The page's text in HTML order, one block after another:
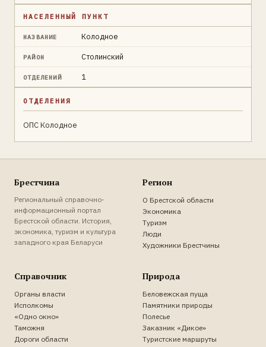
НАСЕЛЕННЫЙ ПУНКТ
НАЗВАНИЕ Колодное
РАЙОН Столинский
ОТДЕЛЕНИЙ 1
ОТДЕЛЕНИЯ
ОПС Колодное
Брестчина
Региональный справочно-
информационный портал
Брестской области. История,
экономика, туризм и культура
западного края Беларуси
Регион
О Брестской области
Экономика
Туризм
Люди
Художники Брестчины
Справочник
Органы власти
Исполкомы
«Одно окно»
Таможня
Дороги области
Природа
Беловежская пуща
Памятники природы
Полесье
Заказник «Дикое»
Туристские маршруты